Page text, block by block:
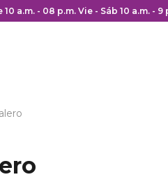
de apertura y cierre
10 a.m. - 08 p.m. Vie - Sáb 10 a.m. - 9